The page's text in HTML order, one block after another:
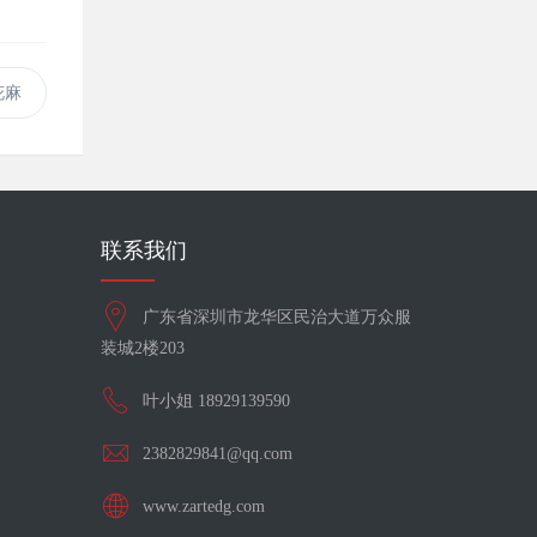
麻
联系我们
广东省深圳市龙华区民治大道万众服
装城2楼203
叶小姐 18929139590
2382829841@qq.com
www.zartedg.com